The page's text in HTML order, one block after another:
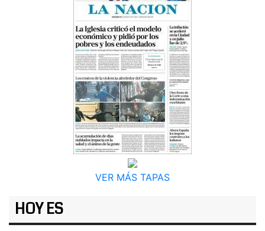
VER MÁS TAPAS
HOY ES